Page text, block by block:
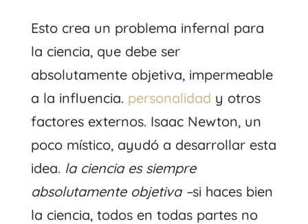
Esto crea un problema infernal para
la ciencia, que debe ser
absolutamente objetiva, impermeable
a la influencia. personalidad y otros
factores externos. Isaac Newton, un
poco místico, ayudó a desarrollar esta
idea. la ciencia es siempre
absolutamente objetiva –si haces bien
la ciencia, todos en todas partes no